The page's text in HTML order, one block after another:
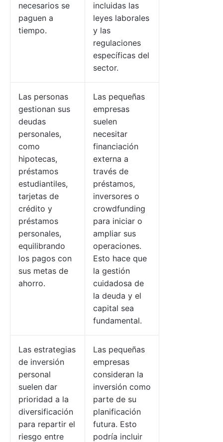
necesarios se
paguen a
tiempo.
incluidas las
leyes laborales
y las
regulaciones
específicas del
sector.
Las personas
gestionan sus
deudas
personales,
como
hipotecas,
préstamos
estudiantiles,
tarjetas de
crédito y
préstamos
personales,
equilibrando
los pagos con
sus metas de
ahorro.
Las pequeñas
empresas
suelen
necesitar
financiación
externa a
través de
préstamos,
inversores o
crowdfunding
para iniciar o
ampliar sus
operaciones.
Esto hace que
la gestión
cuidadosa de
la deuda y el
capital sea
fundamental.
Las estrategias
de inversión
personal
suelen dar
prioridad a la
diversificación
para repartir el
riesgo entre
Las pequeñas
empresas
consideran la
inversión como
parte de su
planificación
futura. Esto
podría incluir